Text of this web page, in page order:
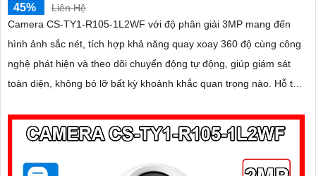
45%
Liên Hệ
Camera CS-TY1-R105-1L2WF với độ phân giải 3MP mang đến
hình ảnh sắc nét, tích hợp khả năng quay xoay 360 độ cùng công
nghệ phát hiện và theo dõi chuyển động tự động, giúp giám sát
toàn diện, không bỏ lỡ bất kỳ khoảnh khắc quan trọng nào. Hỗ trợ
cắm thẻ nhớ dung lượng 512GB, đây chính là camera tối ưu với
mức giá vô cùng hấp dẫn